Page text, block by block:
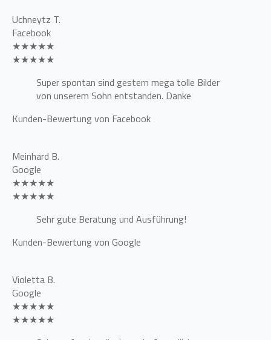
Uchneytz T.
Facebook
★★★★★
★★★★★
Super spontan sind gestern mega tolle Bilder
von unserem Sohn entstanden. Danke
Kunden-Bewertung von Facebook
Meinhard B.
Google
★★★★★
★★★★★
Sehr gute Beratung und Ausführung!
Kunden-Bewertung von Google
Violetta B.
Google
★★★★★
★★★★★